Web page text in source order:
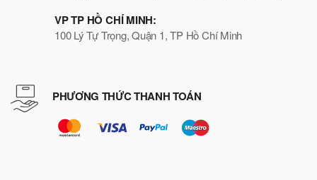
VP TP HỒ CHÍ MINH:
100 Lý Tự Trọng, Quận 1, TP Hồ Chí Minh
PHƯƠNG THỨC THANH TOÁN